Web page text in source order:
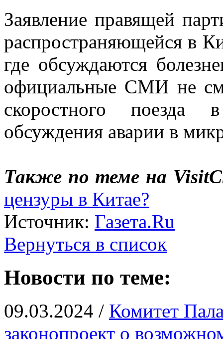
Заявление правящей
распространяющейся в
где обсуждаются
официальные СМИ не
скоростного поезда
обсуждения аварии в
Также по теме на
цензуры в Китае?
Источник: Газета.Ru
Вернуться в список
Новости по теме:
09.03.2024 / Комитет
законопроект о